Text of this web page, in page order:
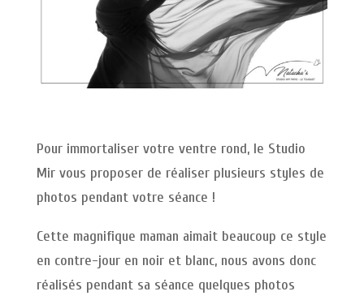
Pour immortaliser votre ventre rond, le Studio
Mir vous proposer de réaliser plusieurs styles de
photos pendant votre séance !
Cette magnifique maman aimait beaucoup ce style
en contre-jour en noir et blanc, nous avons donc
réalisés pendant sa séance quelques photos